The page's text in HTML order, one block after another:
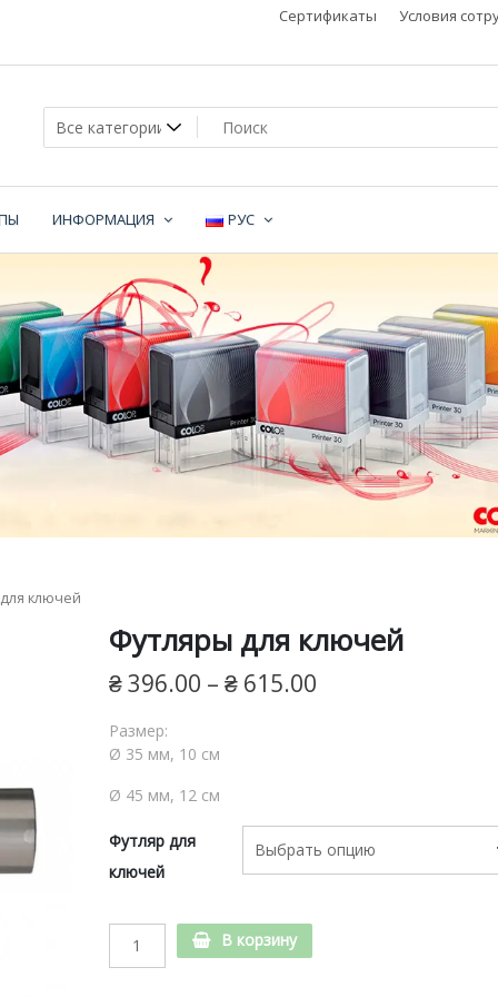
Сертификаты Условия
ИНФОРМАЦИЯ РУС
ключей
Футляры для ключей
₴396.00 – ₴615.00
Размер:
Ø 35 мм, 10 см
Ø 45 мм, 12 см
Футляр для
ключей
В корзину